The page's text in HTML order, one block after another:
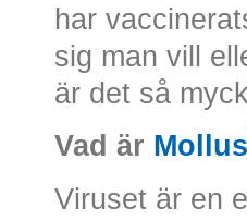
har
sig man vill
är det så
Vad är
Viruset är en